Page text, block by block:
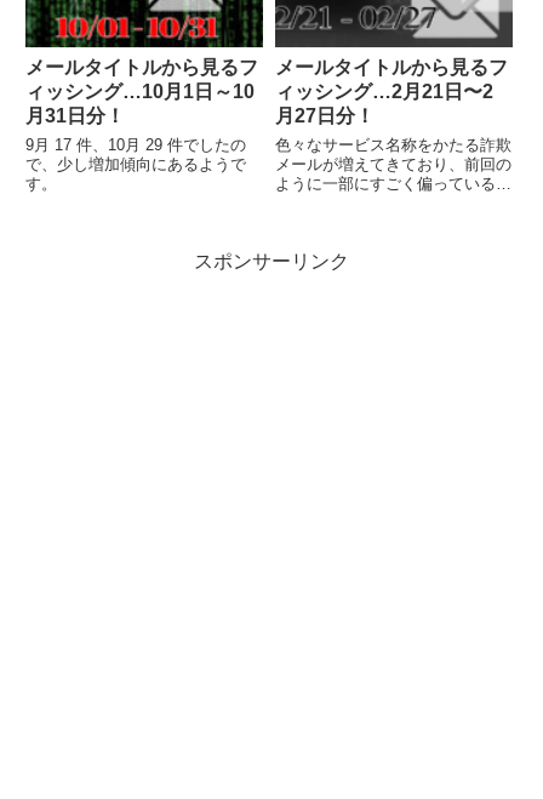
メールタイトルから見るフ
ィッシング…10月1日～10
月31日分！
9月 17 件、10月 29 件でしたの
で、少し増加傾向にあるようで
す。
メールタイトルから見るフ
ィッシング…2月21日〜2
月27日分！
色々なサービス名称をかたる詐欺
メールが増えてきており、前回の
ように一部にすごく偏っている感
スポンサーリンク